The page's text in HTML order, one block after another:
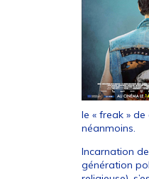
le « freak »
néanmoins.
Incarnation
génération